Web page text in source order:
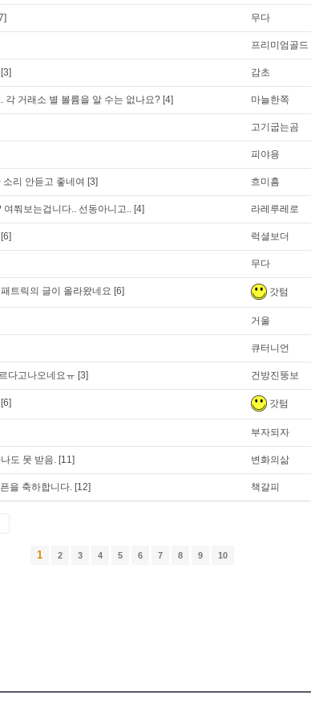
무다
프리미엄골드
[3] 감초
각 거래소 별 볼륨을 알 수는 없나요? [4] 마늘한쪽
고기굽는곰
피야용
리 안듣고 좋네여 [3] 흐미흠
쭤보는겁니다.. 선동아니고.. [4] 라레루레로
[6] 럭셜보더
무다
트릭의 글이 올라왔네요 [6] 갓텀
거울
큐터니언
다고나오네요ㅠ [3] 건방진뚱보
[6] 갓텀
부자되자
도 못 받음. [11] 변화의삶
을 축하합니다. [12] 책갈피
1 2 3 4 5 6 7 8 9 10